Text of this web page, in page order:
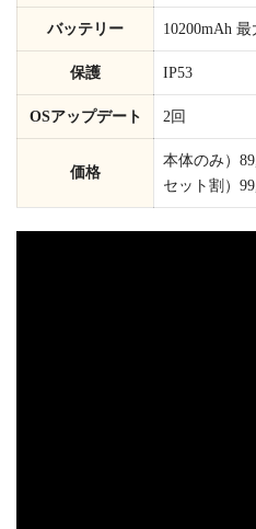
バッテリー 10200mAh 最
保護 IP53
OSアップデート 2回
価格
本体のみ）
セット割）